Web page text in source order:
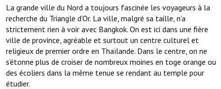
La grande ville du Nord a toujours fascinée les voyageurs à la
recherche du Triangle d’Or. La ville, malgré sa taille, n’a
strictement rien à voir avec Bangkok. On est ici dans une fière
ville de province, agréable et surtout un centre culturel et
religieux de premier ordre en Thaïlande. Dans le centre, on ne
s’étonne plus de croiser de nombreux moines en toge orange ou
des écoliers dans la même tenue se rendant au temple pour
étudier.